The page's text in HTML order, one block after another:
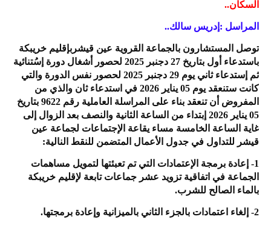
السكان..
المراسل :إدريس سالك..
توصل المستشارون بالجماعة القروية عين قيشربإقليم خريبكة
باستدعاء أول بتاريخ 27 دجنبر 2025 لحصور أشغال دورة إسُتنائية
ثم إستدعاء ثاني يوم 29 دجنبر 2025 لحصور نفس الدورة والتي
كانت ستنعقد يوم 05 يناير 2026 في استدعاء ثان والذي من
المفروض أن تنعقد بناء على المراسلة العاملية رقم 9622 بتاريخ
05 يناير 2026 إبتداء من الساعة الثانية والنصف بعد الزوال إلى
غاية الساعة الخامسة مساء يقاعة الإجتماعات لجماعة عين
قيشر للتداول في جدول الأعمال المتضمن للنقط النالية:
1- إعادة برمجة الإعتمادات التي تم تعبئتها لتمويل مساهمات
الجماعة في اتفاقية تزويد عشر جماعات تابعة لإقليم خريبكة
بالماء الصالح للشرب.
2- إلغاء اعتمادات بالجزء الثاني بالميزانية وإعادة برمجتها.